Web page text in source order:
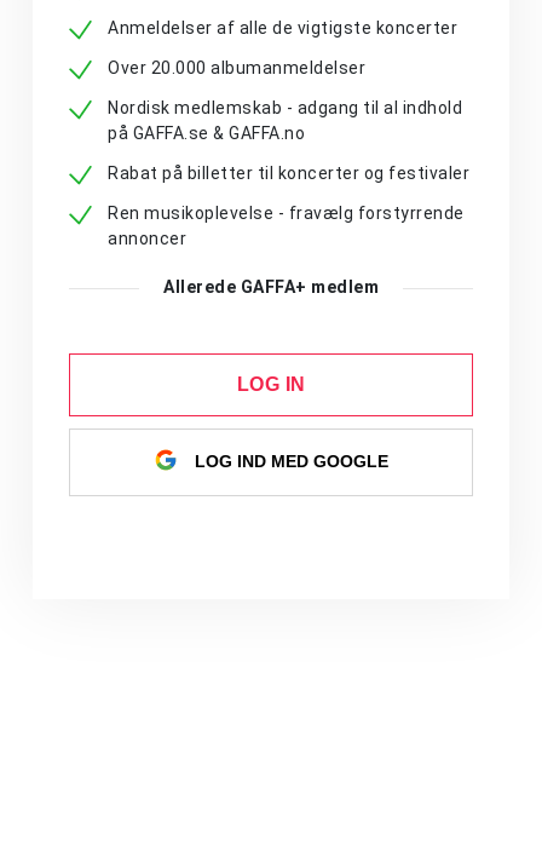
Anmeldelser af alle de vigtigste koncerter
Over 20.000 albumanmeldelser
Nordisk medlemskab - adgang til al indhold
på GAFFA.se & GAFFA.no
Rabat på billetter til koncerter og festivaler
Ren musikoplevelse - fravælg forstyrrende
annoncer
Allerede GAFFA+ medlem
LOG IN
LOG IND MED GOOGLE